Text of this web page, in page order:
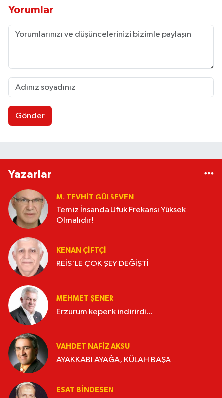
Yorumlar
Gönder
Yazarlar
M. TEVHIT GÜLSEVEN
Temiz İnsanda Ufuk Frekansı Yüksek
Olmalıdır!
KENAN ÇİFTÇİ
REİS'LE ÇOK ŞEY DEĞİŞTİ
MEHMET ŞENER
Erzurum kepenk indirirdi...
VAHDET NAFIZ AKSU
AYAKKABI AYAĞA, KÜLAH BAŞA
ESAT BİNDESEN